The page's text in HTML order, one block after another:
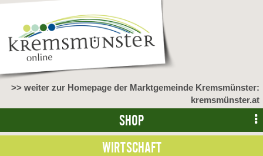
>> weiter zur Homepage der Marktgemeinde Kremsmünster:
kremsmünster.at
SHOP
WIRTSCHAFT